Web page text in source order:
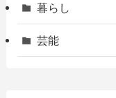
暮らし
芸能